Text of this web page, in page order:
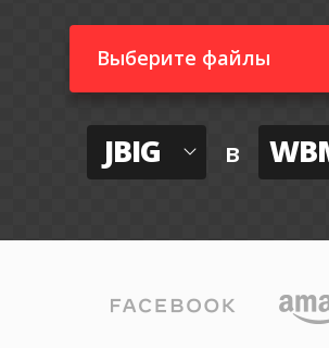
Выберите файлы
JBIG в